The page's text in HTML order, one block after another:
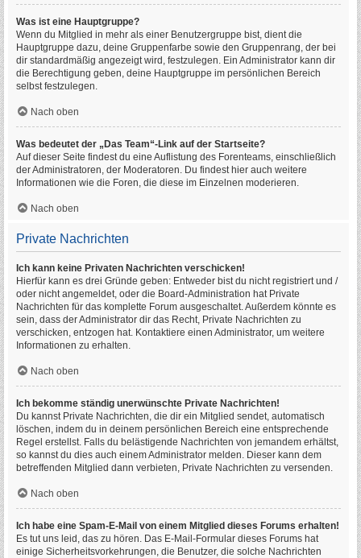
Was ist eine Hauptgruppe?
Wenn du Mitglied in mehr als einer Benutzergruppe bist, dient die
Hauptgruppe dazu, deine Gruppenfarbe sowie den Gruppenrang, der bei
dir standardmäßig angezeigt wird, festzulegen. Ein Administrator kann dir
die Berechtigung geben, deine Hauptgruppe im persönlichen Bereich
selbst festzulegen.
Nach oben
Was bedeutet der „Das Team“-Link auf der Startseite?
Auf dieser Seite findest du eine Auflistung des Forenteams, einschließlich
der Administratoren, der Moderatoren. Du findest hier auch weitere
Informationen wie die Foren, die diese im Einzelnen moderieren.
Nach oben
Private Nachrichten
Ich kann keine Privaten Nachrichten verschicken!
Hierfür kann es drei Gründe geben: Entweder bist du nicht registriert und /
oder nicht angemeldet, oder die Board-Administration hat Private
Nachrichten für das komplette Forum ausgeschaltet. Außerdem könnte es
sein, dass der Administrator dir das Recht, Private Nachrichten zu
verschicken, entzogen hat. Kontaktiere einen Administrator, um weitere
Informationen zu erhalten.
Nach oben
Ich bekomme ständig unerwünschte Private Nachrichten!
Du kannst Private Nachrichten, die dir ein Mitglied sendet, automatisch
löschen, indem du in deinem persönlichen Bereich eine entsprechende
Regel erstellst. Falls du belästigende Nachrichten von jemandem erhältst,
so kannst du dies auch einem Administrator melden. Dieser kann dem
betreffenden Mitglied dann verbieten, Private Nachrichten zu versenden.
Nach oben
Ich habe eine Spam-E-Mail von einem Mitglied dieses Forums erhalten!
Es tut uns leid, das zu hören. Das E-Mail-Formular dieses Forums hat
einige Sicherheitsvorkehrungen, die Benutzer, die solche Nachrichten